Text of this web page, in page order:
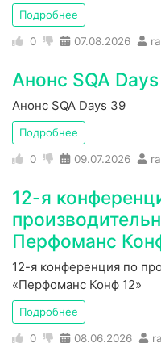
Подробнее
0 07.08.2026
Анонс SQA
Анонс SQA Days 39
Подробнее
0 09.07.2026
12-я
Перфоманс
12-я конференция по
«Перфоманс Конф 12»
Подробнее
0 08.06.2026